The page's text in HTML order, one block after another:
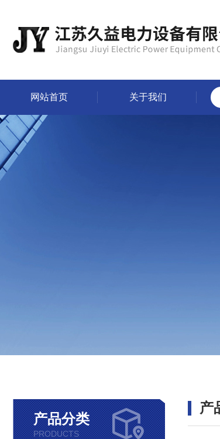
网站首页 关于我们
产品分类
PRODUCTS
产